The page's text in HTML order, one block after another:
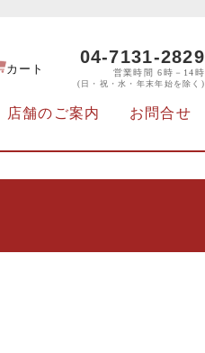
カート
04-7131-2829
営業時間 6時－14時
(日・祝・水・年末年始を除く)
店舗のご案内 お問合せ